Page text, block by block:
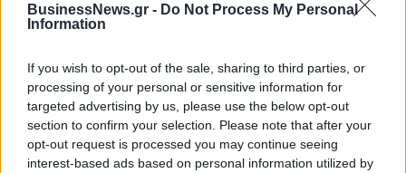
BusinessNews.gr - Do Not Process My Personal
Information
If you wish to opt-out of the sale, sharing to third parties, or
processing of your personal or sensitive information for
targeted advertising by us, please use the below opt-out
section to confirm your selection. Please note that after your
opt-out request is processed you may continue seeing
interest-based ads based on personal information utilized by
07/08/2026 - 14:34
ΟΛΕΣ ΟΙ ΕΙΔΗΣΕΙΣ